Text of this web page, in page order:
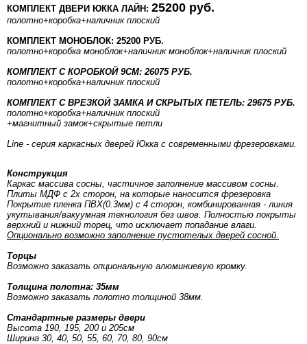
КОМПЛЕКТ ДВЕРИ ЮККА ЛАЙН: 25200 руб.
полотно+коробка+наличник плоский
КОМПЛЕКТ МОНОБЛОК: 25200 РУБ.
полотно+коробка моноблок+наличник моноблок+наличник плоский
КОМПЛЕКТ С КОРОБКОЙ 9СМ: 26075 РУБ.
полотно+коробка+наличник плоский
КОМПЛЕКТ С ВРЕЗКОЙ ЗАМКА И СКРЫТЫХ ПЕТЕЛЬ: 29675 РУБ.
полотно+коробка+наличник плоский
+магнитный замок+скрытые петли
Line - серия каркасных дверей Юкка с современными фрезеровками.
Конструкция
Каркас массива сосны, частичное заполнение массивом сосны.
Плиты МДФ с 2х сторон, на которые наносится фрезеровка
Покрытие пленка ПВХ(0.3мм) с 4 сторон, комбинированная - линия
укутывания/вакуумная технология без швов. Полностью покрыты
верхний и нижний торец, что исключает попадание влаги.
Опционально возможно заполнение пустотелых дверей сосной.
Торцы
Возможно заказать опциональную алюминиевую кромку.
Толщина полотна: 35мм
Возможно заказать полотно толщиной 38мм.
Стандартные размеры двери
Высота 190, 195, 200 и 205см
Ширина 30, 40, 50, 55, 60, 70, 80, 90см